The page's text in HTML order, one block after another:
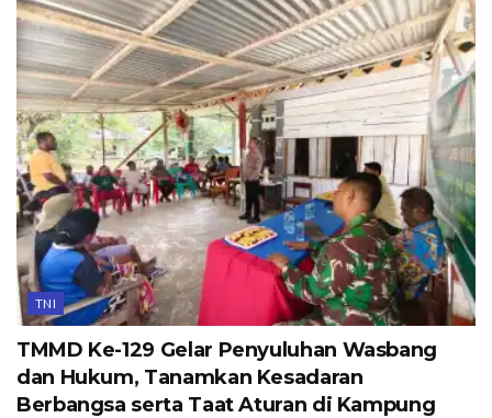
TNI
TMMD Ke-129 Gelar Penyuluhan Wasbang
dan Hukum, Tanamkan Kesadaran
Berbangsa serta Taat Aturan di Kampung